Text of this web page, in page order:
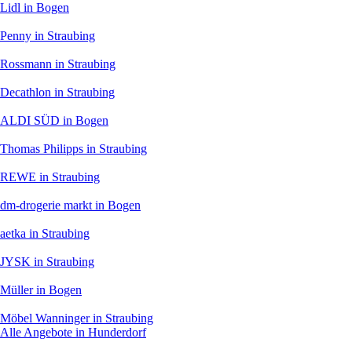
Lidl in Bogen
Penny in Straubing
Rossmann in Straubing
Decathlon in Straubing
ALDI SÜD in Bogen
Thomas Philipps in Straubing
REWE in Straubing
dm-drogerie markt in Bogen
aetka in Straubing
JYSK in Straubing
Müllerin Bogen
Möbel Wanningerin Straubing
Alle Angebote in Hunderdorf